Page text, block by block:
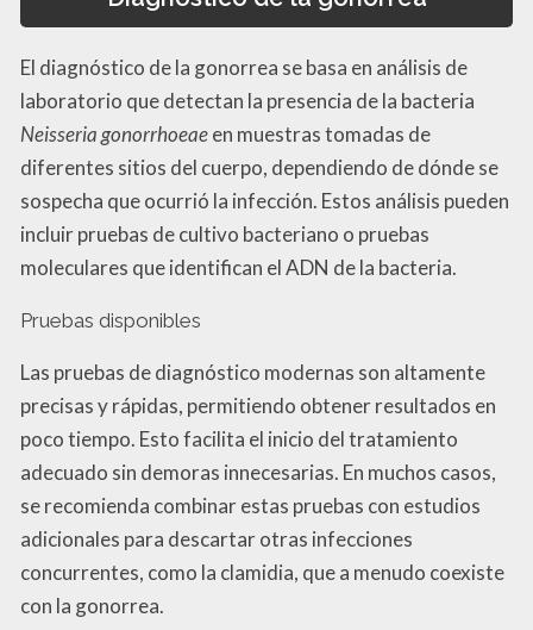
El diagnóstico de la gonorrea se basa en análisis de
laboratorio que detectan la presencia de la bacteria
Neisseria gonorrhoeaeen muestras tomadas de
diferentes sitios del cuerpo, dependiendo de dónde se
sospecha que ocurrió la infección. Estos análisis pueden
incluir pruebas de cultivo bacteriano o pruebas
moleculares que identifican el ADN de la bacteria.
Pruebas disponibles
Las pruebas de diagnóstico modernas son altamente
precisas y rápidas, permitiendo obtener resultados en
poco tiempo. Esto facilita el inicio del tratamiento
adecuado sin demoras innecesarias. En muchos casos,
se recomienda combinar estas pruebas con estudios
adicionales para descartar otras infecciones
concurrentes, como la clamidia, que a menudo coexiste
con la gonorrea.